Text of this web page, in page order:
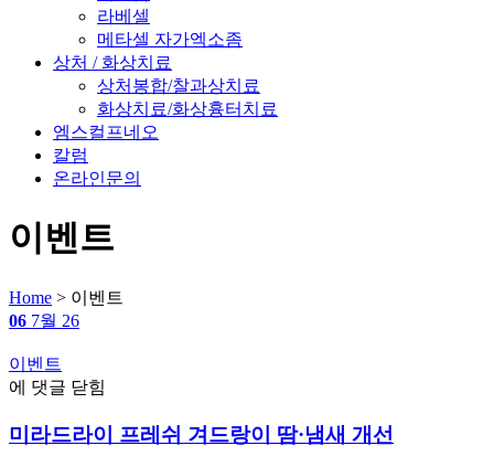
라베셀
메타셀 자가엑소좀
상처 / 화상치료
상처봉합/찰과상치료
화상치료/화상흉터치료
엠스컬프네오
칼럼
온라인문의
Menu
이벤트
Home > 이벤트
06 7월 26
Categories
이벤트
미
드
에 댓글 닫힘
미라드라이 프레쉬 겨드랑이 땀·냄새 개선